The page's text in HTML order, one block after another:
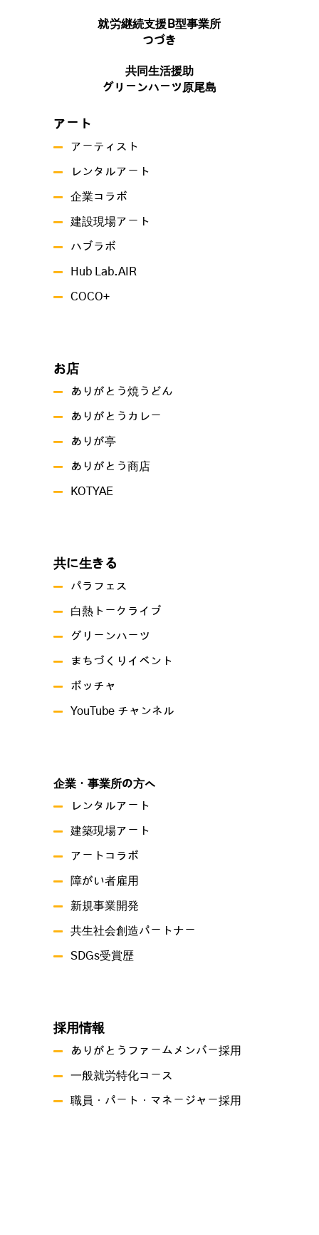
就労継続支援B型事業所
つづき
共同生活援助
グリーンハーツ原尾島
アート
アーティスト
レンタルアート
企業コラボ
建設現場アート
ハブラボ
Hub Lab.AIR
COCO+
お店
ありがとう焼うどん
ありがとうカレー
ありが亭
ありがとう商店
KOTYAE
共に生きる
パラフェス
白熱トークライブ
グリーンハーツ
まちづくりイベント
ボッチャ
YouTube チャンネル
企業・事業所の方へ
レンタルアート
建築現場アート
アートコラボ
障がい者雇用
新規事業開発
共生社会創造パートナー
SDGs受賞歴
採用情報
ありがとうファームメンバー採用
一般就労特化コース
職員・パート・マネージャー採用